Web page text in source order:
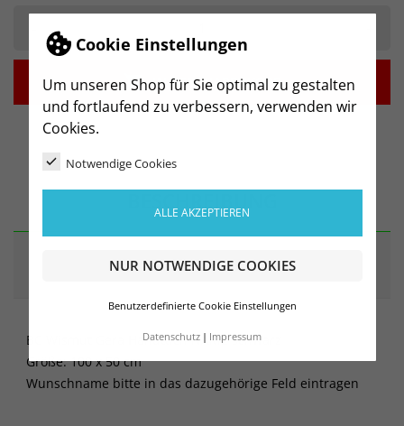
Cookie Einstellungen
Um unseren Shop für Sie optimal zu gestalten
und fortlaufend zu verbessern, verwenden wir
Cookies.
Notwendige Cookies
ALLE AKZEPTIEREN
NUR NOTWENDIGE COOKIES
Benutzerdefinierte Cookie Einstellungen
Datenschutz Impressum
 IN DEN WARENKORB
ARTIKELDETAILS
BC Wismut Gera Handtuch NAME schwarz
Größe: 100 x 50 cm
Wunschname bitte in das dazugehörige Feld eintragen